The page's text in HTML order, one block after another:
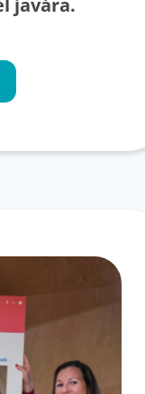
javára.